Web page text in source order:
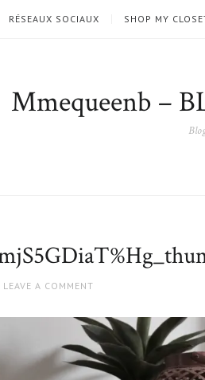
RÉSEAUX SOCIAUX SHOP MY
Mmequeenb –
LEAVE A COMMENT